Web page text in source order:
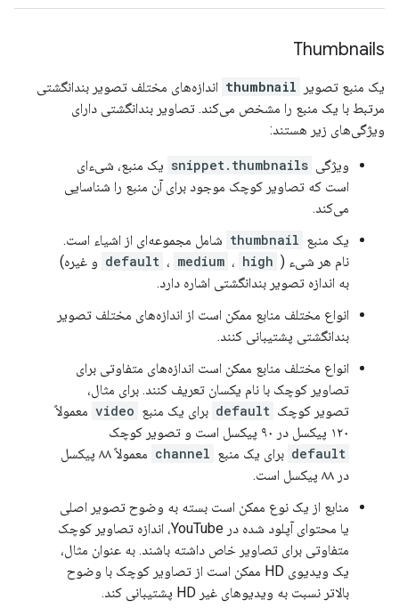
Thumbnails
یک منبع تصویر thumbnail اندازه‌های مختلف تصویر بندانگشتی
مرتبط با یک منبع را مشخص می‌کند. تصاویر بندانگشتی دارای
ویژگی‌های زیر هستند:
ویژگی snippet.thumbnails یک منبع، شیء‌ای
است که تصاویر کوچک موجود برای آن منبع را شناسایی
می‌کند.
یک منبع thumbnail شامل مجموعه‌ای از اشیاء است.
نام هر شیء (
default ، medium ، high
و غیره)
به اندازه تصویر بندانگشتی اشاره دارد.
انواع مختلف منابع ممکن است از اندازه‌های مختلف تصویر
بندانگشتی پشتیبانی کنند.
انواع مختلف منابع ممکن است اندازه‌های متفاوتی برای
تصاویر کوچک با نام یکسان تعریف کنند. برای مثال،
تصویر کوچک default برای یک منبع video معمولاً
۱۲۰ پیکسل در ۹۰ پیکسل است و تصویر کوچک
default برای یک منبع channel
معمولاً ۸۸ پیکسل
در ۸۸ پیکسل است.
منابع از یک نوع ممکن است بسته به وضوح تصویر اصلی
یا محتوای آپلود شده در YouTube، اندازه تصاویر کوچک
متفاوتی برای تصاویر خاص داشته باشند. به عنوان مثال،
یک ویدیوی HD ممکن است از تصاویر کوچک با وضوح
بالاتر نسبت به ویدیوهای غیر HD پشتیبانی کند.